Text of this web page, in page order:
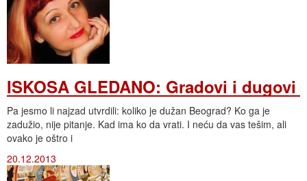
ISKOSA GLEDANO: Gradovi i dugovi
Pa jesmo li najzad utvrdili: koliko je dužan Beograd? Ko ga je
zadužio, nije pitanje. Kad ima ko da vrati. I neću da vas tešim, ali
ovako je oštro i
20.12.2013